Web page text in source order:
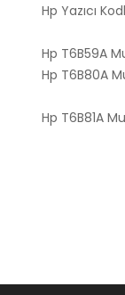
Hp Yazıcı
Hp T6B59A
Hp T6B80A
Hp T6B81A